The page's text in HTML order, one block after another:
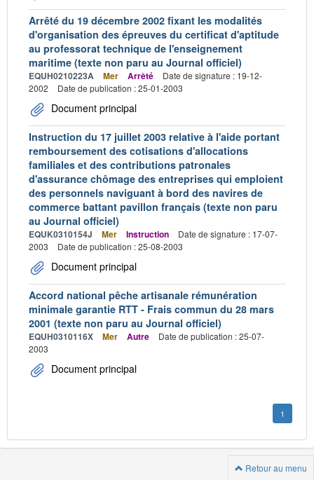
Arrêté du 19 décembre 2002 fixant les modalités
d'organisation des épreuves du certificat d'aptitude
au professorat technique de l'enseignement
maritime (texte non paru au Journal officiel)
EQUH0210223A Mer Arrêté
Date de signature : 19-12-
2002
Date de publication : 25-01-2003
Document principal
Instruction du 17 juillet 2003 relative à l'aide portant
remboursement des cotisations d'allocations
familiales et des contributions patronales
d'assurance chômage des entreprises qui emploient
des personnels naviguant à bord des navires de
commerce battant pavillon français (texte non paru
au Journal officiel)
EQUK0310154J Mer Instruction
Date de signature : 17-07-
2003
Date de publication : 25-08-2003
Document principal
Accord national pêche artisanale rémunération
minimale garantie RTT - Frais commun du 28 mars
2001 (texte non paru au Journal officiel)
EQUH0310116X Mer Autre
Date de publication : 25-07-
2003
Document principal
1
Retour au menu